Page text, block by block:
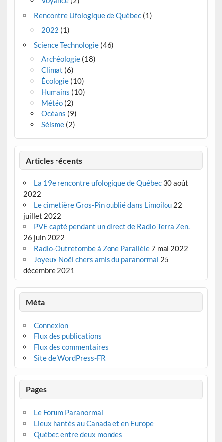
Rencontre Ufologique de Québec(1)
2022 (1)
Science Technologie(46)
Archéologie(18)
Climat (6)
Écologie(10)
Humains (10)
Météo(2)
Océans (9)
Séisme(2)
Articles récents
La 19e rencontre ufologique de Québec 30 août
2022
Le cimetière Gros-Pin oublié dans Limoilou 22
juillet 2022
PVE capté pendant un direct de Radio Terra Zen.
26 juin 2022
Radio-Outretombe à Zone Parallèle7 mai 2022
Joyeux Noël chers amis du paranormal 25
décembre 2021
Méta
Connexion
Flux des publications
Flux des commentaires
Site de WordPress-FR
Pages
Le Forum Paranormal
Lieux hantés au Canada et en Europe
Québec entre deux mondes